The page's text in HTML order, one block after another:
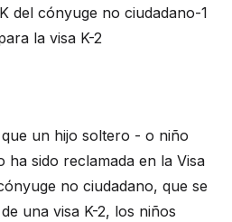
del cónyuge no ciudadano-1
la visa K-2
un hijo soltero - o niño
ha sido reclamada en la Visa
no ciudadano, que se
una visa K-2, los niños